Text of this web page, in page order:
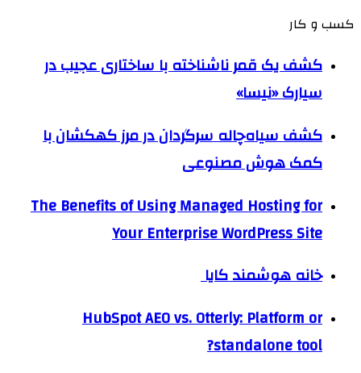
کسب و کار
کشف یک قمر ناشناخته با ساختاری عجیب در
سیارک «نیسا»
کشف سیاه‌چاله سرگردان در مرز کهکشان با
کمک هوش مصنوعی
The Benefits of Using Managed Hosting for
Your Enterprise WordPress Site
خانه هوشمند کایا
HubSpot AEO vs. Otterly: Platform or
standalone tool?